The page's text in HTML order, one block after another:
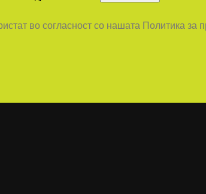
во согласност со нашата Политика за